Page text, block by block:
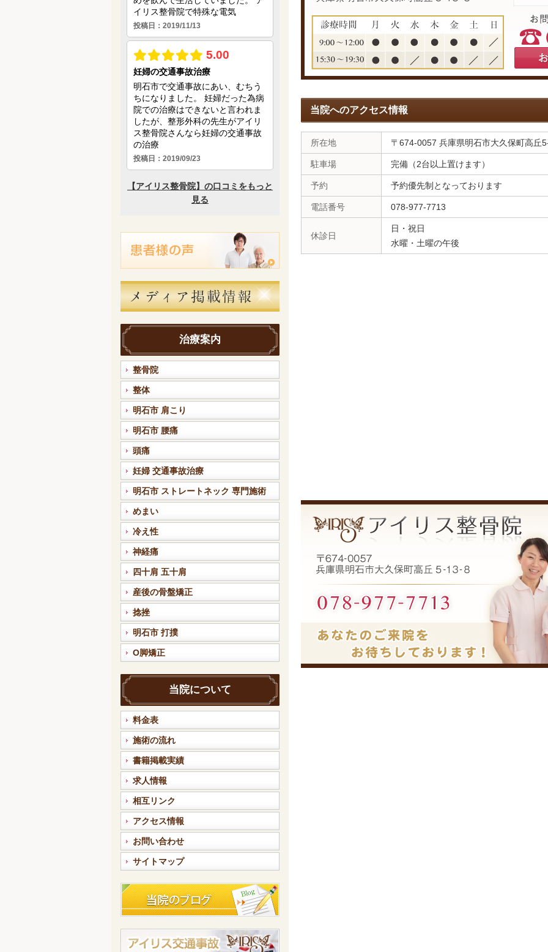
当院へのアクセス情報
所在地 〒674-0057 兵庫県明石市大久保町高丘
駐車場 完備（2台以上置けます）
予約 予約優先制となっております
電話番号 078-977-7713
休診日
日・祝日
水曜・土曜の午後
治療案内
整骨院
整体
明石市 肩こり
明石市 腰痛
頭痛
妊婦 交通事故治療
明石市 ストレートネック 専門施術
めまい
冷え性
神経痛
四十肩 五十肩
産後の骨盤矯正
捻挫
明石市 打撲
O脚矯正
当院について
料金表
施術の流れ
書籍掲載実績
求人情報
相互リンク
アクセス情報
お問い合わせ
サイトマップ